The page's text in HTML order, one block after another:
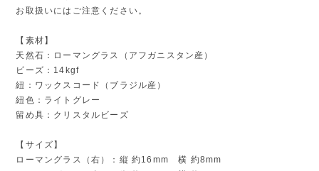
お取扱いにはご注意ください。
【素材】
天然石：ローマングラス（アフガニスタン産）
ビーズ：14kgf
紐：ワックスコード（ブラジル産）
紐色：ライトグレー
留め具：クリスタルビーズ
【サイズ】
ローマングラス（右）：縦 約16mm 横 約8mm